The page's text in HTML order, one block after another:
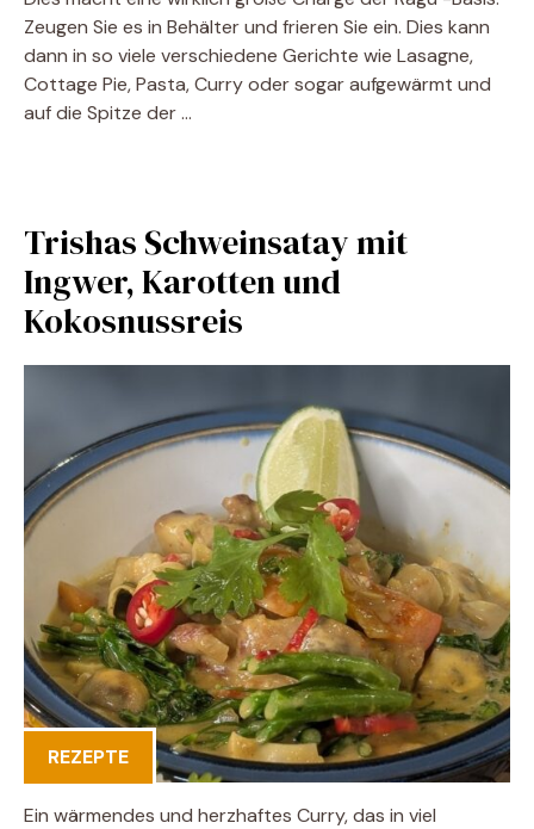
Zeugen Sie es in Behälter und frieren Sie ein. Dies kann
dann in so viele verschiedene Gerichte wie Lasagne,
Cottage Pie, Pasta, Curry oder sogar aufgewärmt und
auf die Spitze der …
Trishas Schweinsatay mit
Ingwer, Karotten und
Kokosnussreis
REZEPTE
Ein wärmendes und herzhaftes Curry, das in viel